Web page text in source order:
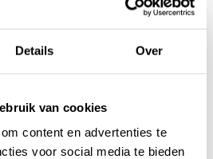
Details Over
van cookies
content en advertenties te
voor social media te bieden
Beenkleed
Op voorraad